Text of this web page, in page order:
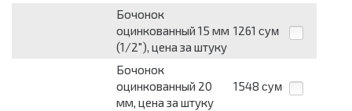
Бочонок
оцинкованный 15 мм
(1/2"), цена за штуку
1261 сум
Бочонок
оцинкованный 20
мм, цена за штуку
1548 сум